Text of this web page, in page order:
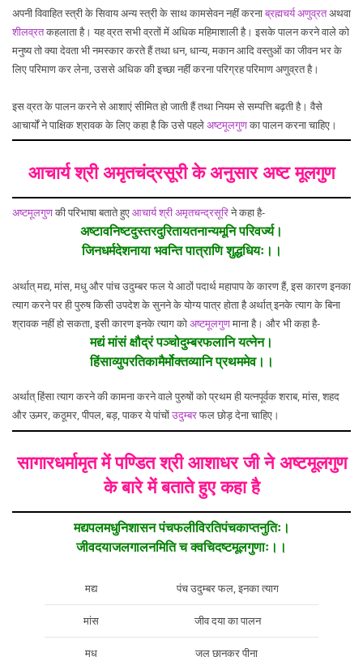
अपनी विवाहित स्त्री के सिवाय अन्य स्त्री के साथ कामसेवन नहीं करनाब्रह्मचर्यअणुव्रतअथवा
शीलव्रतकहलाता है। यह व्रत सभी व्रतों में अधिक महिमाशाली है। इसके पालन करने वाले को
मनुष्य तो क्या देवता भी नमस्कार करते हैं तथा धन, धान्य, मकान आदि वस्तुओं का जीवन भर के
लिए परिमाण कर लेना, उससे अधिक की इच्छा नहीं करना परिग्रह परिमाण अणुव्रत है।
इस व्रत के पालन करने से आशाएं सीमित हो जाती हैं तथा नियम से सम्पत्ति बढ़ती है। वैसे
आचार्यों ने पाक्षिक श्रावक के लिए कहा है कि उसे पहलेअष्टमूलगुणका पालन करना चाहिए।
आचार्य श्री अमृतचंद्रसूरी के अनुसार अष्ट मूलगुण
अष्टमूलगुणकी परिभाषा बताते हुएआचार्य श्री अमृतचन्द्रसूरिने कहा है-
अष्टावनिष्टदुस्तरदुरितायतनान्यमूनि परिवर्ज्य।
जिनधर्मदेशनाया भवन्ति पात्राणि शुद्धधियः।।
अर्थात् मद्य, मांस, मधु और पांच उदुम्बर फल ये आठों पदार्थ महापाप के कारण हैं, इस कारण इनका
त्याग करने पर ही पुरुष किसी उपदेश के सुनने के योग्य पात्र होता है अर्थात् इनके त्याग के बिना
श्रावक नहीं हो सकता, इसी कारण इनके त्याग कोअष्टमूलगुणमाना है। और भी कहा है-
मद्यं मांसं क्षौद्रं पञ्चोदुम्बरफलानि यत्नेन।
हिंसाव्युपरतिकामैर्मोक्तव्यानि प्रथममेव।।
अर्थात् हिंसा त्याग करने की कामना करने वाले पुरुषों को प्रथम ही यत्नपूर्वक शराब, मांस, शहद
और ऊमर, कठूमर, पीपल, बड़, पाकर ये पांचोंउदुम्बरफल छोड़ देना चाहिए।
सागारधर्मामृत में पण्डित श्री आशाधर जी ने अष्टमूलगुण
के बारे में बताते हुए कहा है
मद्यपलमधुनिशासन पंचफलीविरतिपंचकाप्तनुतिः।
जीवदयाजलगालनमिति च क्वचिदष्टमूलगुणाः।।
मद्य पंच उदुम्बर फल, इनका त्याग
मांस जीव दया का पालन
मधु जल छानकर पीना